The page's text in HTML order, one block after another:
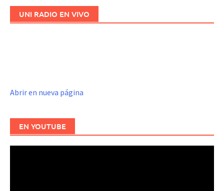
UNI RADIO EN VIVO
Abrir en nueva página
EN YOUTUBE